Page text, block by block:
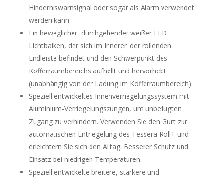
Hinderniswarnsignal oder sogar als Alarm verwendet
werden kann.
Ein beweglicher, durchgehender weißer LED-
Lichtbalken, der sich im Inneren der rollenden
Endleiste befindet und den Schwerpunkt des
Kofferraumbereichs aufhellt und hervorhebt
(unabhängig von der Ladung im Kofferraumbereich).
Speziell entwickeltes Innenverriegelungssystem mit
Aluminium-Verriegelungszungen, um unbefugten
Zugang zu verhindern. Verwenden Sie den Gurt zur
automatischen Entriegelung des Tessera Roll+ und
erleichtern Sie sich den Alltag. Besserer Schutz und
Einsatz bei niedrigen Temperaturen.
Speziell entwickelte breitere, stärkere und